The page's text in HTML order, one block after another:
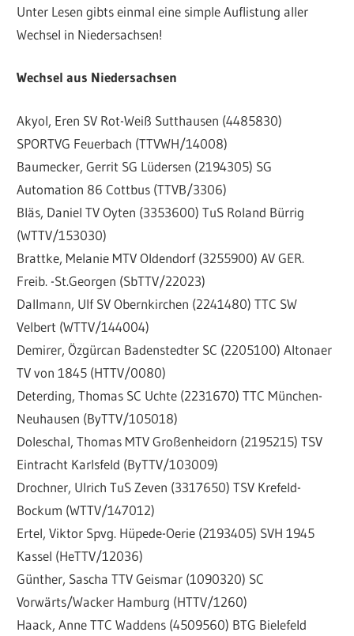
Unter Lesen gibts einmal eine simple Auflistung aller
Wechsel in Niedersachsen!
Wechsel aus Niedersachsen
Akyol, Eren SV Rot-Weiß Sutthausen (4485830)
SPORTVG Feuerbach (TTVWH/14008)
Baumecker, Gerrit SG Lüdersen (2194305) SG
Automation 86 Cottbus (TTVB/3306)
Bläs, Daniel TV Oyten (3353600) TuS Roland Bürrig
(WTTV/153030)
Brattke, Melanie MTV Oldendorf (3255900) AV GER.
Freib. -St.Georgen (SbTTV/22023)
Dallmann, Ulf SV Obernkirchen (2241480) TTC SW
Velbert (WTTV/144004)
Demirer, Özgürcan Badenstedter SC (2205100) Altonaer
TV von 1845 (HTTV/0080)
Deterding, Thomas SC Uchte (2231670) TTC München-
Neuhausen (ByTTV/105018)
Doleschal, Thomas MTV Großenheidorn (2195215) TSV
Eintracht Karlsfeld (ByTTV/103009)
Drochner, Ulrich TuS Zeven (3317650) TSV Krefeld-
Bockum (WTTV/147012)
Ertel, Viktor Spvg. Hüpede-Oerie (2193405) SVH 1945
Kassel (HeTTV/12036)
Günther, Sascha TTV Geismar (1090320) SC
Vorwärts/Wacker Hamburg (HTTV/1260)
Haack, Anne TTC Waddens (4509560) BTG Bielefeld